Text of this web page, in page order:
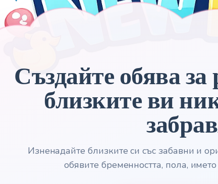
Създайте обява
близките ви
Изненадайте близките си със забавни и
обявите бременността, пола,